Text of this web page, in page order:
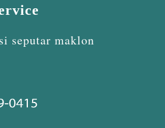
seputar maklon